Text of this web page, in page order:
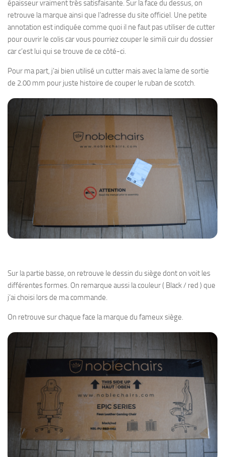
épaisseur vraiment très satisfaisante. Sur la face du dessus, on
retrouve la marque ainsi que l’adresse du site officiel. Une petite
annotation est indiquée comme quoi il ne faut pas utiliser de cutter
pour ouvrir le colis car vous pourriez couper le simili cuir du dossier
car c’est lui qui se trouve de ce côté-ci.
Pour ma part, j’ai bien utilisé un cutter mais avec la lame de sortie
de 2.00 mm pour juste histoire de couper le ruban de scotch.
Sur la partie basse, on retrouve le dessin du siège dont on voit les
différentes formes. On remarque aussi la couleur ( Black / red ) que
j’ai choisi lors de ma commande.
On retrouve sur chaque face la marque du fameux siège.